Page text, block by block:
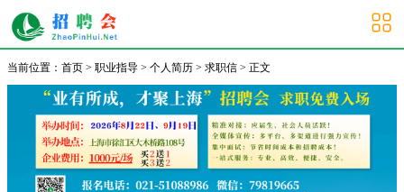
大学生招聘会
当前位置： 首页 > 职业指导 > 个人简历 > 求职信 > 正文